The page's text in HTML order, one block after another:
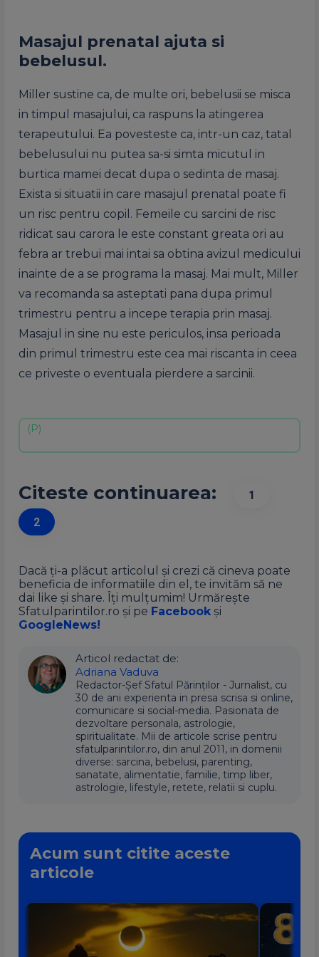
Masajul prenatal ajuta si
bebelusul.
Miller sustine ca, de multe ori, bebelusii se misca
in timpul masajului, ca raspuns la atingerea
terapeutului. Ea povesteste ca, intr-un caz, tatal
bebelusului nu putea sa-si simta micutul in
burtica mamei decat dupa o sedinta de masaj.
Exista si situatii in care masajul prenatal poate fi
un risc pentru copil. Femeile cu sarcini de risc
ridicat sau carora le este constant greata ori au
febra ar trebui mai intai sa obtina avizul medicului
inainte de a se programa la masaj. Mai mult, Miller
va recomanda sa asteptati pana dupa primul
trimestru pentru a incepe terapia prin masaj.
Masajul in sine nu este periculos, insa perioada
din primul trimestru este cea mai riscanta in ceea
ce priveste o eventuala pierdere a sarcinii.
Citeste continuarea:
1
2
Dacă ți-a plăcut articolul și crezi că cineva poate
beneficia de informatiile din el, te invităm să ne
dai like și share. Îți mulțumim! Urmărește
Sfatulparintilor.ro și pe Facebook și
GoogleNews!
Articol redactat de:
Adriana Vaduva
Redactor-Șef Sfatul Părinților - Jurnalist, cu
30 de ani experienta in presa scrisa si online,
comunicare si social-media. Pasionata de
dezvoltare personala, astrologie,
spiritualitate. Mii de articole scrise pentru
sfatulparintilor.ro, din anul 2011, in domenii
diverse: sarcina, bebelusi, parenting,
sanatate, alimentatie, familie, timp liber,
astrologie, lifestyle, retete, relatii si cuplu.
Acum sunt citite aceste
articole